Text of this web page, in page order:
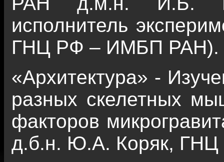
исполнитель
ГНЦ РФ – ИМБП РАН).
«Архитектура» -
разных скелетных
факторов
д.б.н. Ю.А. Коряк,